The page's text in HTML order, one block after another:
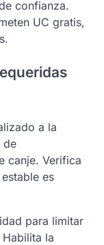
confianza.
UC gratis,
a la
de
canje. Verifica
es
para limitar
la